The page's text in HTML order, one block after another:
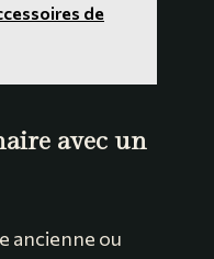
de
avec un
ancienne ou